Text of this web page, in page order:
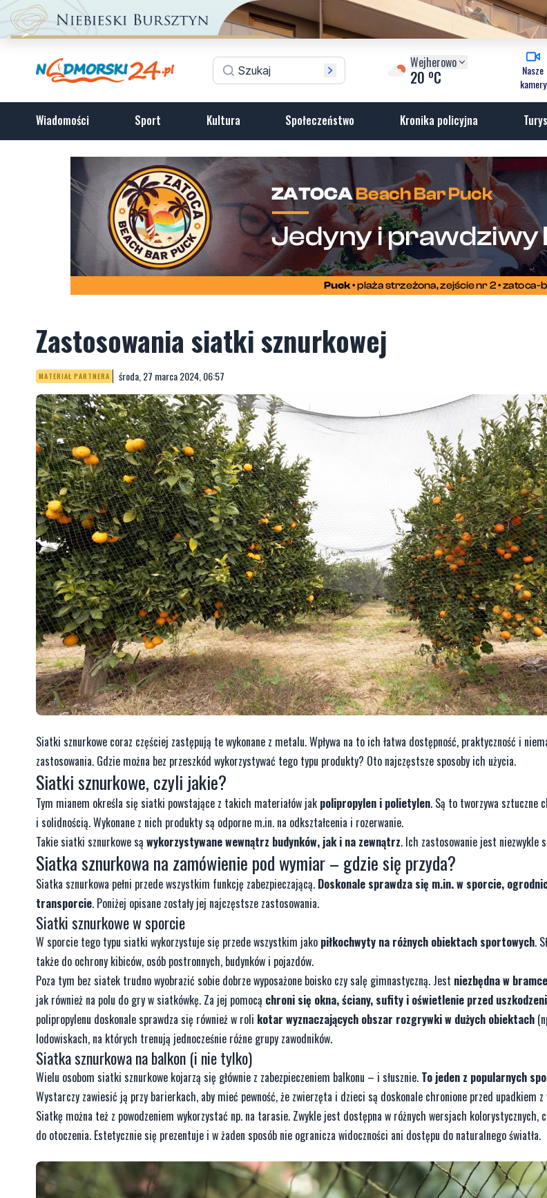
Wejherowo
20 oC
Nasze
kamery
Wiadomości Sport Kultura Społeczeństwo Kronika policyjna
Zastosowania siatki sznurkowej
MATERIAŁ PARTNERA środa, 27 marca 2024, 06:57
Siatki sznurkowe coraz częściej zastępują te wykonane z metalu. Wpływa na to ich łatwa dostępność, praktyczność i
zastosowania. Gdzie można bez przeszkód wykorzystywać tego typu produkty? Oto najczęstsze sposoby ich użycia.
Siatki sznurkowe, czyli jakie?
Tym mianem określa się siatki powstające z takich materiałów jak polipropylen i polietylen. Są to tworzywa sztuczne
i solidnością. Wykonane z nich produkty są odporne m.in. na odkształcenia i rozerwanie.
Takie siatki sznurkowe są wykorzystywane wewnątrz budynków, jak i na zewnątrz. Ich zastosowanie jest niezwykle
Siatka sznurkowa na zamówienie pod wymiar– gdzie się przyda?
Siatka sznurkowa pełni przede wszystkim funkcję zabezpieczającą. Doskonale sprawdza się m.in. w sporcie,
transporcie. Poniżej opisane zostały jej najczęstsze zastosowania.
Siatki sznurkowew sporcie
W sporcie tego typu siatki wykorzystuje się przede wszystkim jako piłkochwyty na różnych obiektach sportowych.
także do ochrony kibiców, osób postronnych, budynków i pojazdów.
Poza tym bez siatek trudno wyobrazić sobie dobrze wyposażone boisko czy salę gimnastyczną. Jest niezbędna w bramce
jak również na polu do gry w siatkówkę. Za jej pomocą chroni się okna, ściany, sufity i oświetlenie przed
polipropylenu doskonale sprawdza się również w roli kotar wyznaczających obszar rozgrywki w dużych obiektach
lodowiskach, na których trenują jednocześnie różne grupy zawodników.
Siatka sznurkowa na balkon (i nie tylko)
Wielu osobom siatki sznurkowe kojarzą się głównie z zabezpieczeniem balkonu – i słusznie. To jeden z popularnych
Wystarczy zawiesić ją przy barierkach, aby mieć pewność, że zwierzęta i dzieci są doskonale chronione przed upadkiem z
Siatkę można też z powodzeniem wykorzystać np. na tarasie. Zwykle jest dostępna w różnych wersjach kolorystycznych,
do otoczenia. Estetycznie się prezentuje i w żaden sposób nie ogranicza widoczności ani dostępu do naturalnego światła.